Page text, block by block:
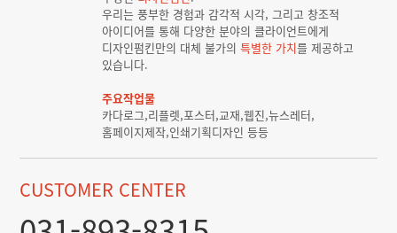
우리는 풍부한 경험과 감각적 시각, 그리고 창조적
아이디어를 통해 다양한 분야의 클라이언트에게
디자인펌킨만의 대체 불가의특별한 가치를 제공하고
있습니다.
주요작업물
카다로그,리플렛,포스터,교재,웹진,뉴스레터,
홈페이지제작,인쇄기획디자인 등등
CUSTOMER CENTER